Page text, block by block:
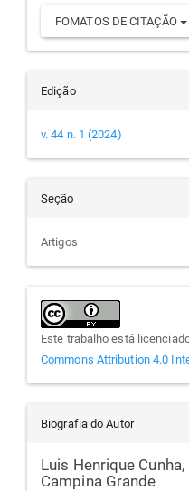
FOMATOS DE CITAÇÃO
Edição
v. 44 n. 1 (2024)
Seção
Artigos
Este trabalho está
Commons Attribution 4.0
Biografia do Autor
Luis Henrique Cunha,
Campina Grande